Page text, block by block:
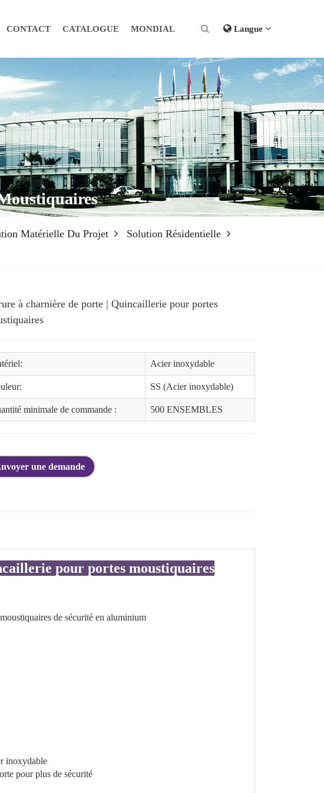
CONTACT CATALOGUE MONDIAL Langue
Matérielle Du Projet
Solution Résidentielle
à charnière de porte | Quincaillerie pour portes
Acier inoxydable
SS (Acier inoxydable)
minimale de commande : 500 ENSEMBLES
une demande
pour portes moustiquaires
de sécurité en aluminium
inoxydable
pour plus de sécurité